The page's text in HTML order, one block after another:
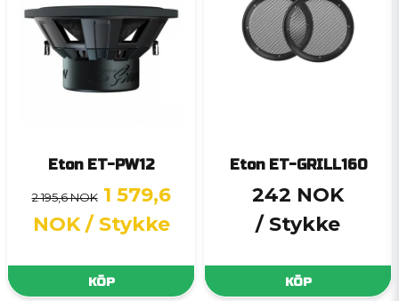
Eton ET-PW12
2 195,6 NOK 1 579,6
NOK / Stykke
KÖP
Eton ET-GRILL160
242 NOK
/ Stykke
KÖP